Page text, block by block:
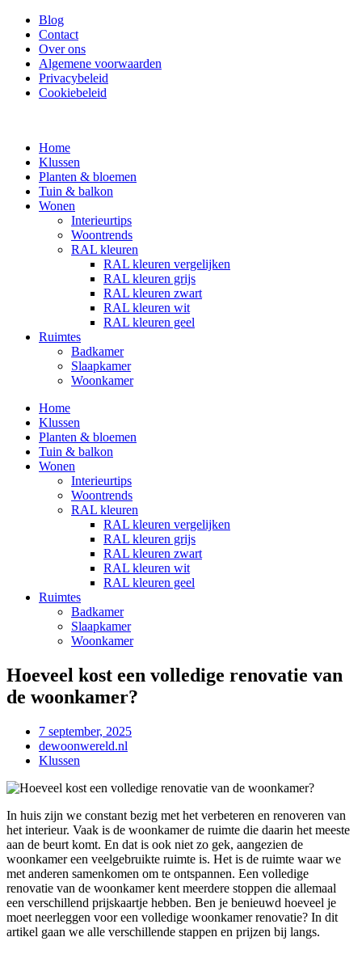
naar
inhoud
Blog
Contact
Over ons
Algemene voorwaarden
Privacybeleid
Cookiebeleid
Home
Klussen
Planten & bloemen
Tuin & balkon
Wonen
Interieurtips
Woontrends
RAL kleuren
RAL kleuren vergelijken
RAL kleuren grijs
RAL kleuren zwart
RAL kleuren wit
RAL kleuren geel
Ruimtes
Badkamer
Slaapkamer
Woonkamer
Home
Klussen
Planten & bloemen
Tuin & balkon
Wonen
Interieurtips
Woontrends
RAL kleuren
RAL kleuren vergelijken
RAL kleuren grijs
RAL kleuren zwart
RAL kleuren wit
RAL kleuren geel
Ruimtes
Badkamer
Slaapkamer
Woonkamer
Hoeveel kost een volledige renovatie van
de woonkamer?
7 september, 2025
dewoonwereld.nl
Klussen
In huis zijn we constant bezig met het verbeteren en renoveren van
het interieur. Vaak is de woonkamer de ruimte die daarin het meeste
aan de beurt komt. En dat is ook niet zo gek, aangezien de
woonkamer een veelgebruikte ruimte is. Het is de ruimte waar we
met anderen samenkomen om te ontspannen. Een volledige
renovatie van de woonkamer kent meerdere stoppen die allemaal
een verschillend prijskaartje hebben. Ben je benieuwd hoeveel je
moet neerleggen voor een volledige woonkamer renovatie? In dit
artikel gaan we alle verschillende stappen en prijzen bij langs.